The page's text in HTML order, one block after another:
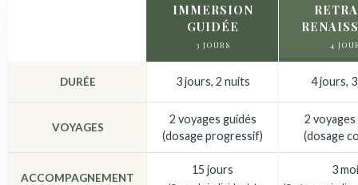
IMMERSION
GUIDÉE
3 JOURS 4
DURÉE 3 jours, 2 nuits 4 jours,
VOYAGES
2 voyages guidés
(dosage progressif)
2
(dosage
ACCOMPAGNEMENT
15 jours 3